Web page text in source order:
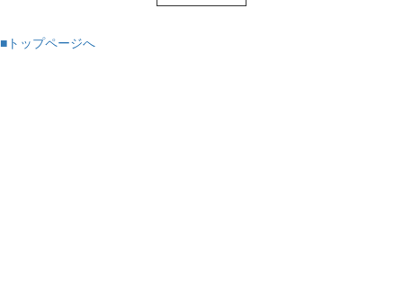
■トップページへ